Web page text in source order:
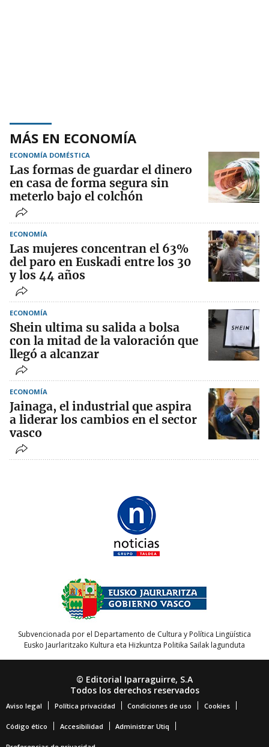
MÁS EN ECONOMÍA
ECONOMÍA DOMÉSTICA
Las formas de guardar el dinero
en casa de forma segura sin
meterlo bajo el colchón
ECONOMÍA
Las mujeres concentran el 63%
del paro en Euskadi entre los 30
y los 44 años
ECONOMÍA
Shein ultima su salida a bolsa
con la mitad de la valoración que
llegó a alcanzar
ECONOMÍA
Jainaga, el industrial que aspira
a liderar los cambios en el sector
vasco
Subvencionada por el Departamento de Cultura y Política Lingüística
Eusko Jaurlaritzako Kultura eta Hizkuntza Politika Sailak lagunduta
© Editorial Iparraguirre, S.A
Todos los derechos reservados
Aviso legal Política privacidad Condiciones de uso Cookies
Código ético Accesibilidad Administrar Utiq